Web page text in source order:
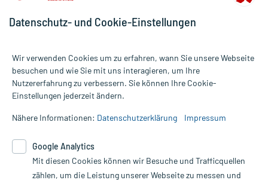
Alle Preise gelten inkl. MwSt., ggf. zzgl. Versandkosten
Informationen auf dieser Website werden ausschließlich für
die Untersuchung und Behandlung durch einen Arzt. Bitte
Therapien eingeleitet werden können. | Diese Webseite benutzt
Google Analytics. Lesen Sie bitte dazu die wichtigen Hinweise in
unserer Datenschutzerklärung. Für den Widerruf einer Bestellung
Datenschutz- und Cookie-Einstellungen
Wir verwenden Cookies um zu erfahren, wann Sie unsere Webseite
besuchen und wie Sie mit uns interagieren, um Ihre
Nutzererfahrung zu verbessern. Sie können Ihre Cookie-
Einstellungen jederzeit ändern.
Nähere Informationen: Datenschutzerklärung Impressum
Google Analytics
Mit diesen Cookies können wir Besuche und Trafficquellen
zählen, um die Leistung unserer Webseite zu messen und